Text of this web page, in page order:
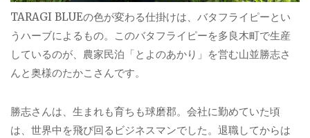
TARAGI BLUEの色が変わる仕掛けは、バタフライピーとい
うハーブによるもの。このバタフライピーを多良木町で生産
しているのが、農家民泊「とよのあかり」を営む山並勝志さ
んと奥様のたかこさんです。
勝志さんは、生まれも育ちも球磨郡。会社に勤めていた頃
は、世界中を飛び回るビジネスマンでした。退職してからは